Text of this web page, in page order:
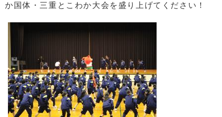
か国体・三重とこわか大会を盛り上げてください！